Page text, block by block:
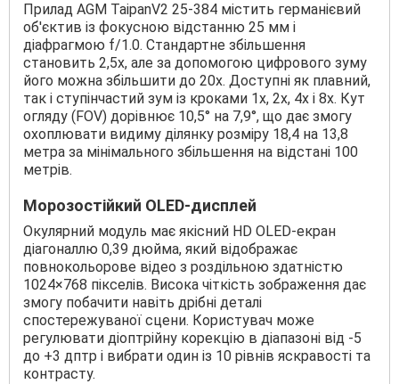
Прилад AGM TaipanV2 25-384 містить германієвий
об'єктив із фокусною відстанню 25 мм і
діафрагмою f/1.0. Стандартне збільшення
становить 2,5х, але за допомогою цифрового зуму
його можна збільшити до 20х. Доступні як плавний,
так і ступінчастий зум із кроками 1x, 2x, 4x і 8x. Кут
огляду (FOV) дорівнює 10,5° на 7,9°, що дає змогу
охоплювати видиму ділянку розміру 18,4 на 13,8
метра за мінімального збільшення на відстані 100
метрів.
Морозостійкий OLED-дисплей
Окулярний модуль має якісний HD OLED-екран
діагоналлю 0,39 дюйма, який відображає
повнокольорове відео з роздільною здатністю
1024×768 пікселів. Висока чіткість зображення дає
змогу побачити навіть дрібні деталі
спостережуваної сцени. Користувач може
регулювати діоптрійну корекцію в діапазоні від -5
до +3 дптр і вибрати один із 10 рівнів яскравості та
контрасту.